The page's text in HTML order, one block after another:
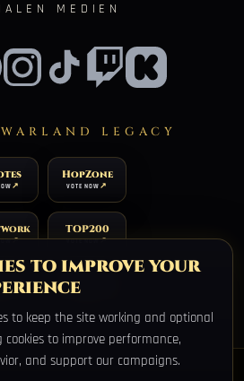
MEDIEN
LEGACY
HopZone
VOTE NOW
TOP200
VOTE NOW
XtremTop100
VOTE NOW
to improve your
to keep the site working and optional
to improve performance,
and support our campaigns.